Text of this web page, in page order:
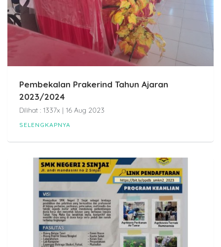
Pembekalan Prakerind Tahun Ajaran
2023/2024
Dilihat : 1337x | 16 Aug 2023
SELENGKAPNYA